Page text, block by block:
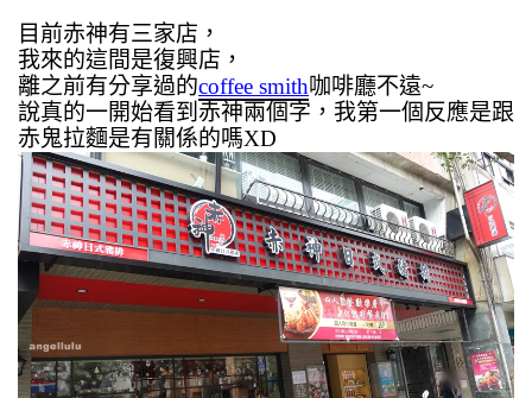
目前赤神有三家店，
我來的這間是復興店，
離之前有分享過的coffee smith咖啡廳不遠~
說真的一開始看到赤神兩個字，我第一個反應是跟
赤鬼拉麵是有關係的嗎XD